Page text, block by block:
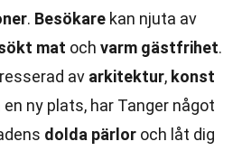
. Besökare kan njuta av
mat och varm gästfrihet.
av arkitektur, konst
ny plats, har Tanger något
dolda pärlor och låt dig